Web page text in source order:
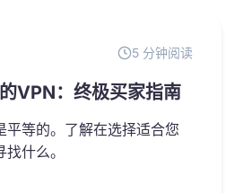
5 分钟阅读
VPN：终极买家指南
平等的。了解在选择适合您
什么。